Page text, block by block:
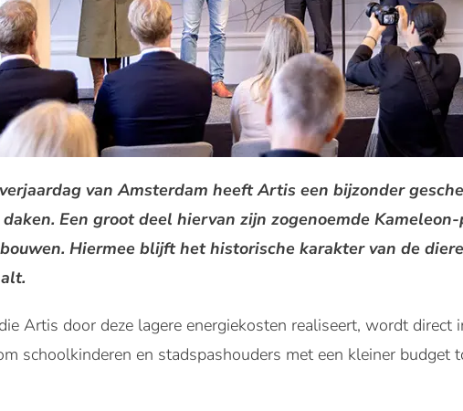
van Amsterdam heeft Artis een bijzonder
Een groot deel hiervan zijn zogenoemde
Hiermee blijft het historische karakter van de
Artis door deze lagere energiekosten realiseert, wordt direct
schoolkinderen en stadspashouders met een kleiner budget